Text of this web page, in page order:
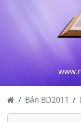
Bản BD2011